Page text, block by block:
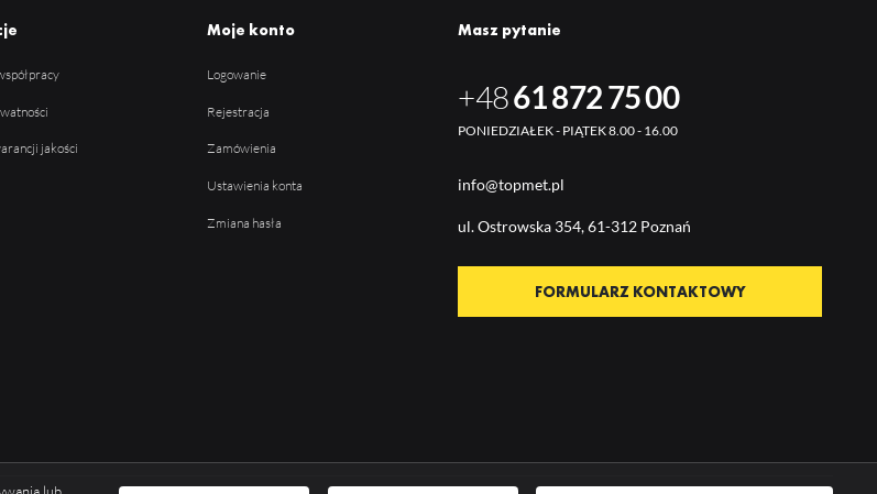
jakości
Moje konto
Logowanie
Rejestracja
Zamówienia
Ustawienia konta
Zmiana hasła
Masz pytanie
+4861 872 75 00
PONIEDZIAŁEK - PIĄTEK 8.00 - 16.00
info@topmet.pl
ul. Ostrowska 354, 61-312 Poznań
FORMULARZ KONTAKTOWY